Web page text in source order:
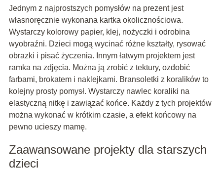
Jednym z najprostszych pomysłów na prezent jest
własnoręcznie wykonana kartka okolicznościowa.
Wystarczy kolorowy papier, klej, nożyczki i odrobina
wyobraźni. Dzieci mogą wycinać różne kształty, rysować
obrazki i pisać życzenia. Innym łatwym projektem jest
ramka na zdjęcia. Można ją zrobić z tektury, ozdobić
farbami, brokatem i naklejkami. Bransoletki z koralików to
kolejny prosty pomysł. Wystarczy nawlec koraliki na
elastyczną nitkę i zawiązać końce. Każdy z tych projektów
można wykonać w krótkim czasie, a efekt końcowy na
pewno ucieszy mamę.
Zaawansowane projekty dla starszych
dzieci